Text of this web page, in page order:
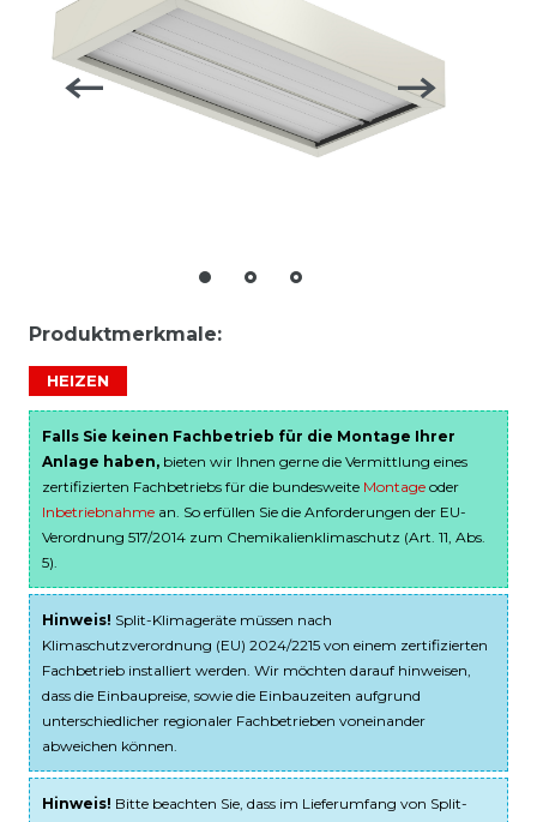
Produktmerkmale:
HEIZEN
Falls Sie keinen Fachbetrieb für die Montage Ihrer
Anlage haben, bieten wir Ihnen gerne die Vermittlung eines
zertifizierten Fachbetriebs für die bundesweite Montage oder
Inbetriebnahme an. So erfüllen Sie die Anforderungen der EU-
Verordnung 517/2014 zum Chemikalienklimaschutz (Art. 11, Abs.
5).
Hinweis! Split-Klimageräte müssen nach
Klimaschutzverordnung (EU) 2024/2215 von einem zertifizierten
Fachbetrieb installiert werden. Wir möchten darauf hinweisen,
dass die Einbaupreise, sowie die Einbauzeiten aufgrund
unterschiedlicher regionaler Fachbetrieben voneinander
abweichen können.
Hinweis! Bitte beachten Sie, dass im Lieferumfang von Split-